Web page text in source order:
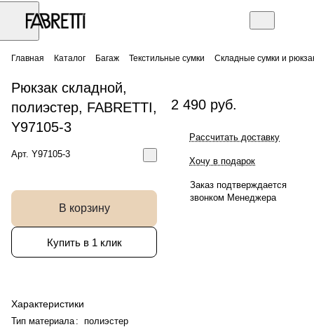
Главная Каталог Багаж Текстильные сумки Складные сумки и
Рюкзак складной,
полиэстер, FABRETTI,
Y97105-3
Арт. Y97105-3
В корзину
Купить в 1 клик
Характеристики
Тип материала : полиэстер
2 490 руб.
Рассчитать доставку
Хочу в подарок
Заказ подтверждается
звонком Менеджера